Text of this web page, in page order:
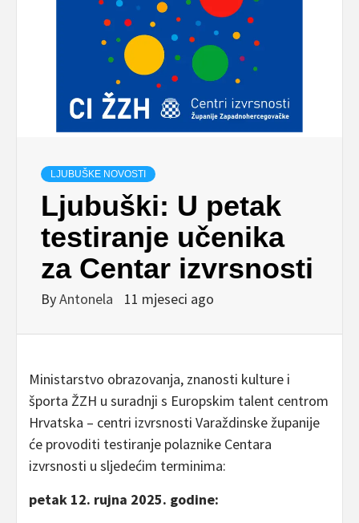
LJUBUŠKE NOVOSTI
Ljubuški: U petak
testiranje učenika
za Centar izvrsnosti
ByAntonela 11 mjeseci ago
Ministarstvo obrazovanja, znanosti kulture i
športa ŽZH u suradnji s Europskim talent centrom
Hrvatska – centri izvrsnosti Varaždinske županije
će provoditi testiranje polaznike Centara
izvrsnosti u sljedećim terminima:
petak 12. rujna 2025. godine: